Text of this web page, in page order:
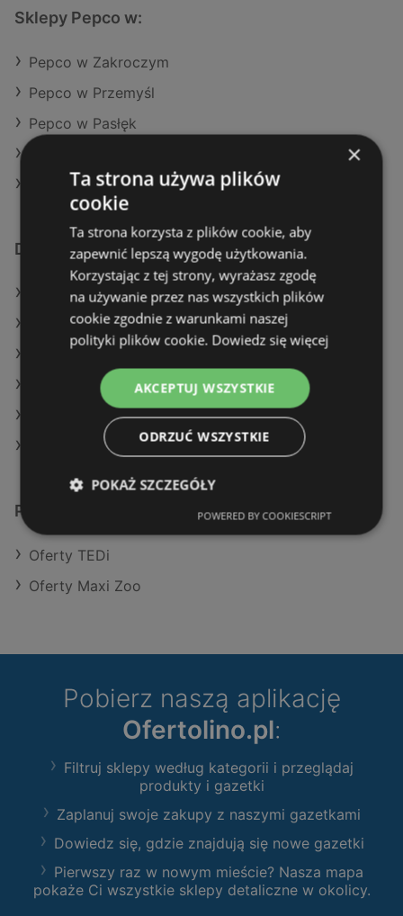
Sklepy Pepco w:
Pepco w Zakroczym
Pepco w Przemyśl
Pepco w Pasłęk
Pepco w Kościan (Gmina)
Dodatkowe łącza
Oferty Pepco
Oferty TEDi
Oferty Maxi Zoo
Aktualne gazetki Maxi Zoo
Aktualne gazetki TEDi
Sklepy Pepco w Międzyzdroje
Podobne sklepy detaliczne
Oferty TEDi
Oferty Maxi Zoo
Pobierz naszą aplikację
Ofertolino.pl:
Filtruj sklepy według kategorii i przeglądaj
produkty i gazetki
Zaplanuj swoje zakupy z naszymi gazetkami
Dowiedz się, gdzie znajdują się nowe gazetki
Pierwszy raz w nowym mieście? Nasza mapa
pokaże Ci wszystkie sklepy detaliczne w okolicy.
×
Ta strona używa plików
cookie
Ta strona korzysta z plików cookie, aby
zapewnić lepszą wygodę użytkowania.
Korzystając z tej strony, wyrażasz zgodę
na używanie przez nas wszystkich plików
cookie zgodnie z warunkami naszej
polityki plików cookie. Dowiedz się więcej
AKCEPTUJ WSZYSTKIE
ODRZUĆ WSZYSTKIE
POKAŻ SZCZEGÓŁY
POWERED BY COOKIESCRIPT